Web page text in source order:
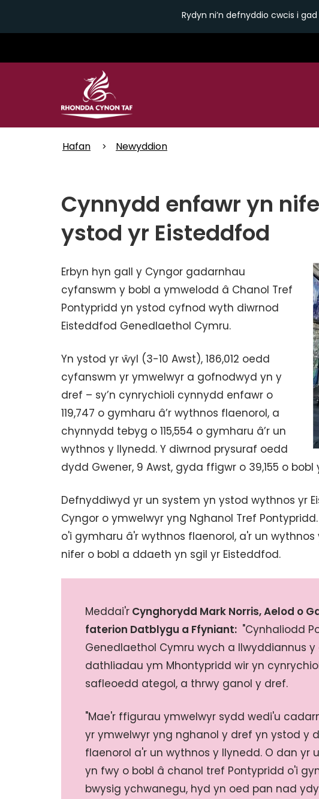
Rydyn ni’n defnyddio cwcis i
main
Hafan Newyddion
Cynnydd enfawr yn
ystod yr Eisteddfod
Erbyn hyn gall y Cyngor gadarnhau
cyfanswm y bobl a ymwelodd â Chanol Tref
Pontypridd yn ystod cyfnod wyth diwrnod
Eisteddfod Genedlaethol Cymru.
Yn ystod yr ŵyl (3-10 Awst), 186,012 oedd
cyfanswm yr ymwelwyr a gofnodwyd yn y
dref – sy’n cynrychioli cynnydd enfawr o
119,747 o gymharu â’r wythnos flaenorol, a
chynnydd tebyg o 115,554 o gymharu â’r un
wythnos y llynedd. Y diwrnod prysuraf oedd
dydd Gwener, 9 Awst, gyda ffigwr o 39,155 o
Defnyddiwyd yr un system yn ystod wythnos yr
Cyngor o ymwelwyr yng Nghanol Tref
o'i gymharu â'r wythnos flaenorol, a'r un
nifer o bobl a ddaeth yn sgil yr Eisteddfod.
Meddai'r Cynghorydd Mark Norris, Aelod o
faterion Datblygu a Ffyniant: "Cynhaliodd
Genedlaethol Cymru wych a llwyddiannus
dathliadau ym Mhontypridd wir yn
safleoedd ategol, a thrwy ganol y dref.
"Mae'r ffigurau ymwelwyr sydd wedi'u
yr ymwelwyr yng nghanol y dref yn ystod y
flaenorol a'r un wythnos y llynedd. O dan yr
yn fwy o bobl â chanol tref Pontypridd o'i
bwysig ychwanegu, hyd yn oed pan nad